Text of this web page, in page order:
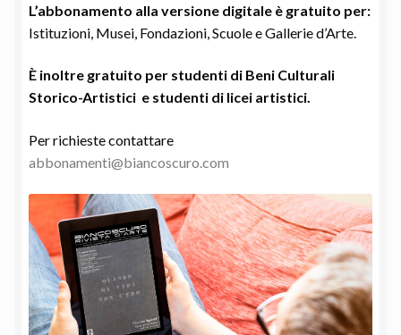
L’abbonamento alla versione digitale è gratuito per:
Istituzioni, Musei, Fondazioni, Scuole e Gallerie d’Arte.
È inoltre gratuito per studenti di Beni Culturali
Storico-Artistici e studenti di licei artistici.
Per richieste contattare
abbonamenti@biancoscuro.com